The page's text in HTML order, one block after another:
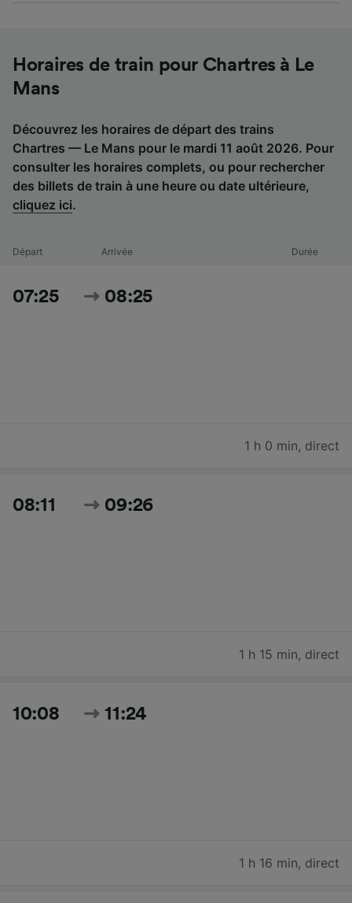
Horaires de train pour Chartres à Le
Mans
Découvrez les horaires de départ des trains
Chartres — Le Mans pour le mardi 11 août 2026. Pour
consulter les horaires complets, ou pour rechercher
des billets de train à une heure ou date ultérieure,
cliquez ici.
Départ Arrivée Durée
07:25 08:25
1 h 0 min, direct
08:11 09:26
1 h 15 min, direct
10:08 11:24
1 h 16 min, direct